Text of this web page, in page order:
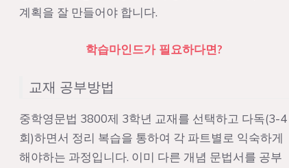
계획을 잘 만들어야 합니다.
학습마인드가 필요하다면?
교재 공부방법
중학영문법 3800제 3학년 교재를 선택하고 다독(3-4
회)하면서 정리 복습을 통하여 각 파트별로 익숙하게
해야하는 과정입니다. 이미 다른 개념 문법서를 공부